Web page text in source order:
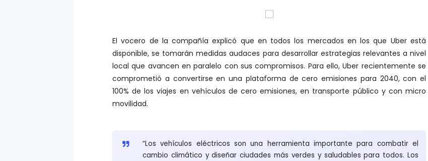
El vocero de la compañía explicó que en todos los mercados en los que Uber está
disponible, se tomarán medidas audaces para desarrollar estrategias relevantes a nivel
local que avancen en paralelo con sus compromisos. Para ello, Uber recientemente se
comprometió a convertirse en una plataforma de cero emisiones para 2040, con el
100% de los viajes en vehículos de cero emisiones, en transporte público y con micro
movilidad.
“Los vehículos eléctricos son una herramienta importante para combatir el
cambio climático y diseñar ciudades más verdes y saludables para todos. Los